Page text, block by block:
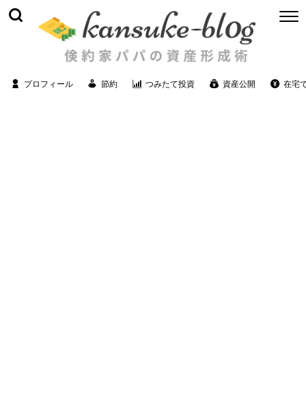
プロフィール 節約 つみたて投資 資産公開 在宅